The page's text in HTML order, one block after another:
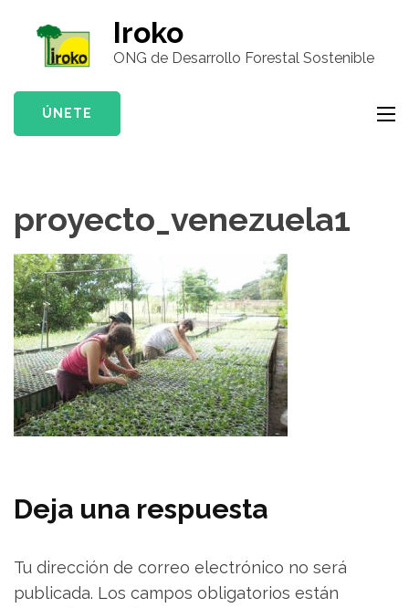
contenido
(presiona
tecla
Iroko
ONG de Desarrollo Forestal Sostenible
ÚNETE
proyecto_venezuela1
Deja una respuesta
Tu dirección de correo electrónico no será
publicada. Los campos obligatorios están